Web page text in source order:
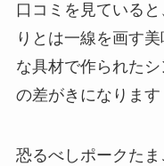
口コミを見ている
りとは一線を画す
な具材で作られた
の差がきになります
恐るべしポークたま